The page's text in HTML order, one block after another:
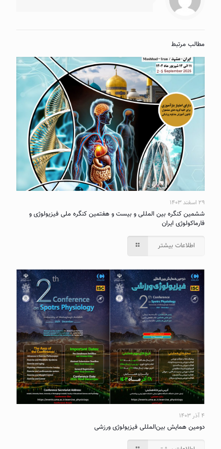
مطالب مرتبط
۲۹ اسفند ۱۴۰۳
ششمین کنگره بین المللی و بیست و هفتمین کنگره ملی فیزیولوژی و
فارماکولوژی ایران
اطلاعات بیشتر
۴ آذر ۱۴۰۳
دومین همایش بین‌المللی فیزیولوژی ورزشی